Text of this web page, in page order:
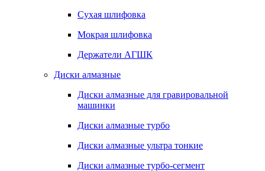
Сухая шлифовка
Мокрая шлифовка
Держатели АГШК
Диски алмазные
Диски алмазные для гравировальной
машинки
Диски алмазные турбо
Диски алмазные ультра тонкие
Диски алмазные турбо-сегмент